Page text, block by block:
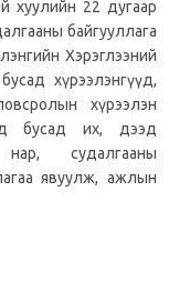
хуулийн 22 дугаар
байгууллага
Хэрэглээний
хүрээлэнгүүд,
хүрээлэн
бусад их, дээд
судалгааны
явуулж, ажлын